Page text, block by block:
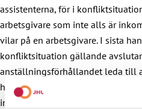
assistenterna, för i
arbetsgivare som inte alls är
vilar på en arbetsgivare. I sista
konfliktsituation gällande
anställningsförhållandet leda till
handikappade arbetsgivaren. Så
inte lyckas komma överens i